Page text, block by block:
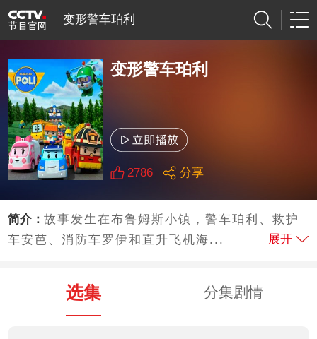
变形警车珀利
变形警车珀利
2786 分享
简介：故事发生在布鲁姆斯小镇，警车珀利、救护
车安芭、消防车罗伊和直升飞机海...
展开
选集 分集剧情